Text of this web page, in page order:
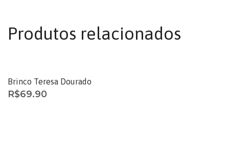
Produtos relacionados
Brinco Teresa Dourado
R$69.90